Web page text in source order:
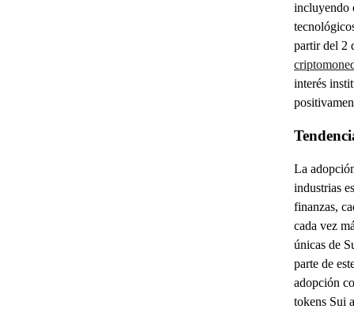
incluyendo
partir del 2
interés
La
industrias
finanzas,
cada vez
únicas de
parte de
adopción
tokens Sui